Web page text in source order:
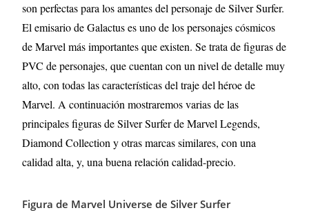
son perfectas para los amantes del personaje de Silver Surfer.
El emisario de Galactus es uno de los personajes cósmicos
de Marvel más importantes que existen. Se trata de figuras de
PVC de personajes, que cuentan con un nivel de detalle muy
alto, con todas las características del traje del héroe de
Marvel. A continuación mostraremos varias de las
principales figuras de Silver Surferde Marvel Legends,
Diamond Collection y otras marcas similares, con una
calidad alta, y, una buena relación calidad-precio.
Figura de Marvel Universe de Silver Surfer